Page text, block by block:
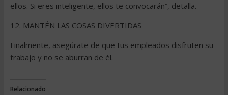
ellos. Si eres inteligente, ellos te convocarán”, detalla.
12. MANTÉN LAS COSAS DIVERTIDAS
Finalmente, asegúrate de que tus empleados disfruten su
trabajo y no se aburran de él.
Relacionado